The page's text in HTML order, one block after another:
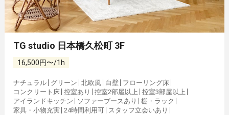
TG studio 日本橋久松町 3F
16,500円〜/1h
ナチュラル グリーン 北欧風 白壁 フローリング床
コンクリート床 控室あり 控室2部屋以上
控室3部屋以上
アイランドキッチン
ソファーブースあり
棚・ラック
家具・小物充実 24時間利用可 スタッフ立会いあり